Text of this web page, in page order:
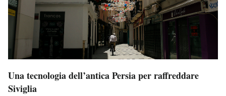
Una tecnologia dell’antica Persia per raffreddare
Siviglia